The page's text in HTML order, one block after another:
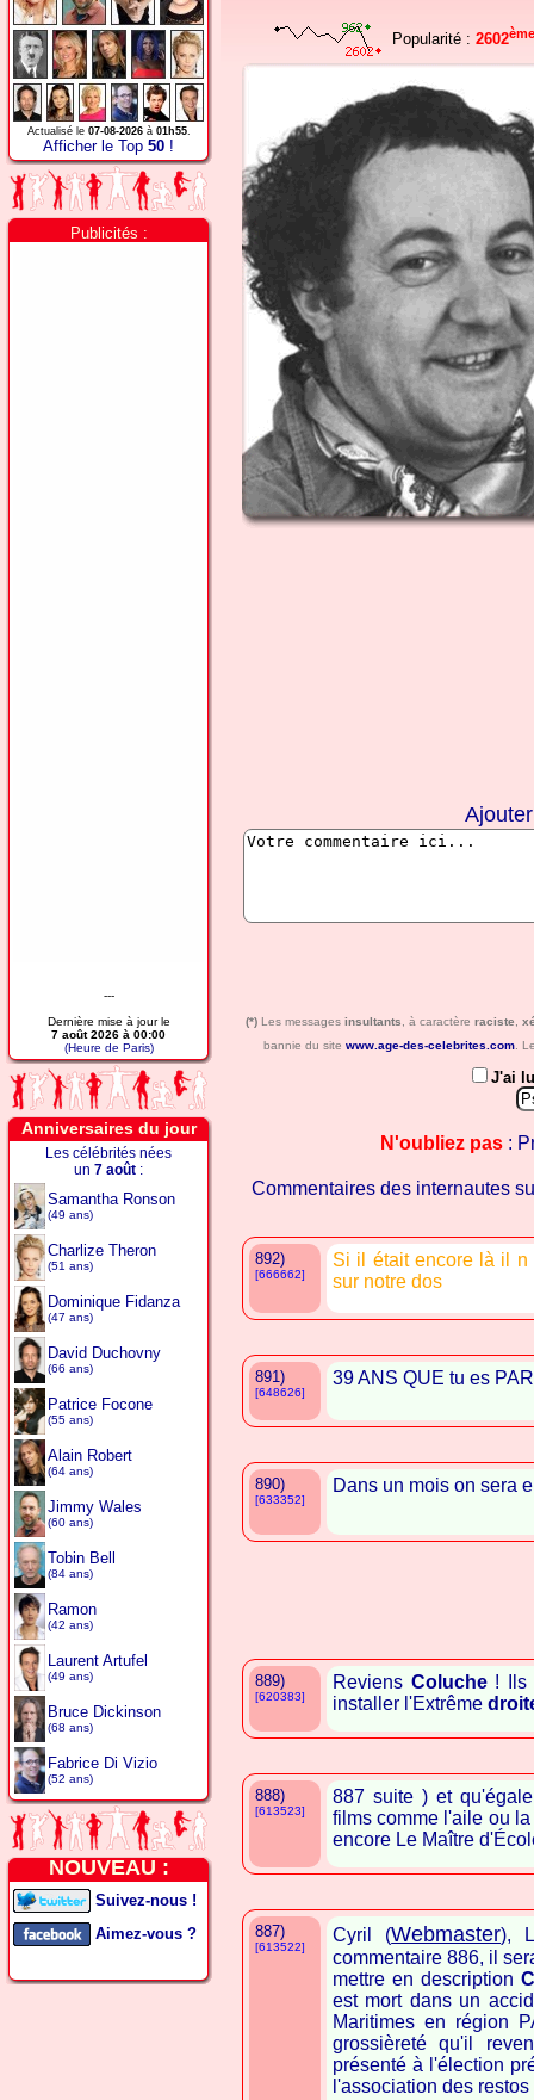
Actualisé le 07-08-2026à 01h55.
Afficher le Top 50 !
Publicités :
---
Dernière mise à jour le
7 août 2026 à 00:00
(Heure de Paris)
Anniversaires du jour
Les célébrités nées
un 7 août :
Samantha Ronson
(49 ans)
Charlize Theron
(51 ans)
Dominique Fidanza
(47 ans)
David Duchovny
(66 ans)
Patrice Focone
(55 ans)
Alain Robert
(64 ans)
Jimmy Wales
(60 ans)
Tobin Bell
(84 ans)
Ramon
(42 ans)
Laurent Artufel
(49 ans)
Bruce Dickinson
(68 ans)
Fabrice Di Vizio
(52 ans)
NOUVEAU :
Suivez-nous !
Aimez-vous ?
Popularité : 2602ème
(*) Les messages insultants , à caractère raciste
bannie du site www.age-des-celebrites.com.
J'ai
N'oubliez pas :
Commentaires des internautes
892)
[666662]
Si il était encore là il
sur notre dos
891)
[648626]
39 ANS QUE tu es
890)
[633352]
Dans un mois on sera
889)
[620383]
Reviens Coluche! Ils
installer l'Extrême
888)
[613523]
887 suite ) et
films comme l'aile ou
encore Le Maître
887)
[613522]
Cyril (Webmaster),
commentaire 886, il
mettre en description
est mort dans un
Maritimes en région
grossièreté qu'il
présenté à l'élection
l'association des